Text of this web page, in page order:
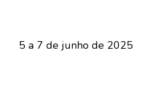
5 a 7 de junho de 2025